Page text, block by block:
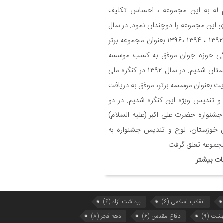
برنامه های دهه مهدویت شبکه فرهنگی
بسته جشن تکلیف به دختران سادات
اندیمشک در شب ولادت امام علی(ع)
ایجاد ۱۱۰ شعبه نغمه های عشق در ۱۱۰ منطقه
و روستای اندیمشک
رونمایی از طرح ستاره های اندیمشک و
خانه های نور، محله های آسمانی همزمان
جشن ولادت حضرت فاطمه (س) در
های عشق
له به این مجموعه ، احساس تکلیف
این مجموعه را دوچندان نمود. در سال
های ۱۳۹۲ ، ۱۳۹۴ ،۱۳۹۶ بعنوان مجموعه برتر
حوزه جوان موفق به کسب موسسه
برتر استان شدیم. در سال ۱۳۹۲ در کنگره ملی
بعنوان موسسه برتر، موفق به دریافت
تندیس ویژه این کنگره شدیم. در دو
حضرت علی اکبر (علیه السلام)
خوزستان، لوح و تندیس جشنواره به
تعلق گرفت.
بیشتر
انقلاب اسلامی (6) برداشت آزاد (6)
(9) دفاع مقدس (6) دهه فجر (8)